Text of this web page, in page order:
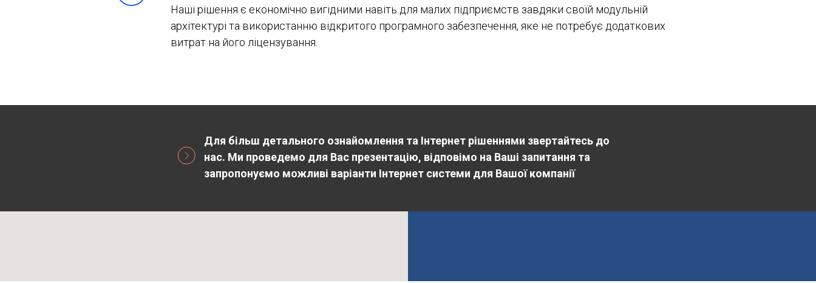
Наші рішення є економічно вигідними навіть для малих підприємств завдяки своїй модульній
архітектурі та використанню відкритого програмного забезпечення, яке не потребує додаткових
витрат на його ліцензування.
Для більш детального ознайомлення та Інтернет рішеннями звертайтесь до
нас. Ми проведемо для Вас презентацію, відповімо на Ваші запитання та
запропонуємо можливі варіанти Інтернет системи для Вашої компанії